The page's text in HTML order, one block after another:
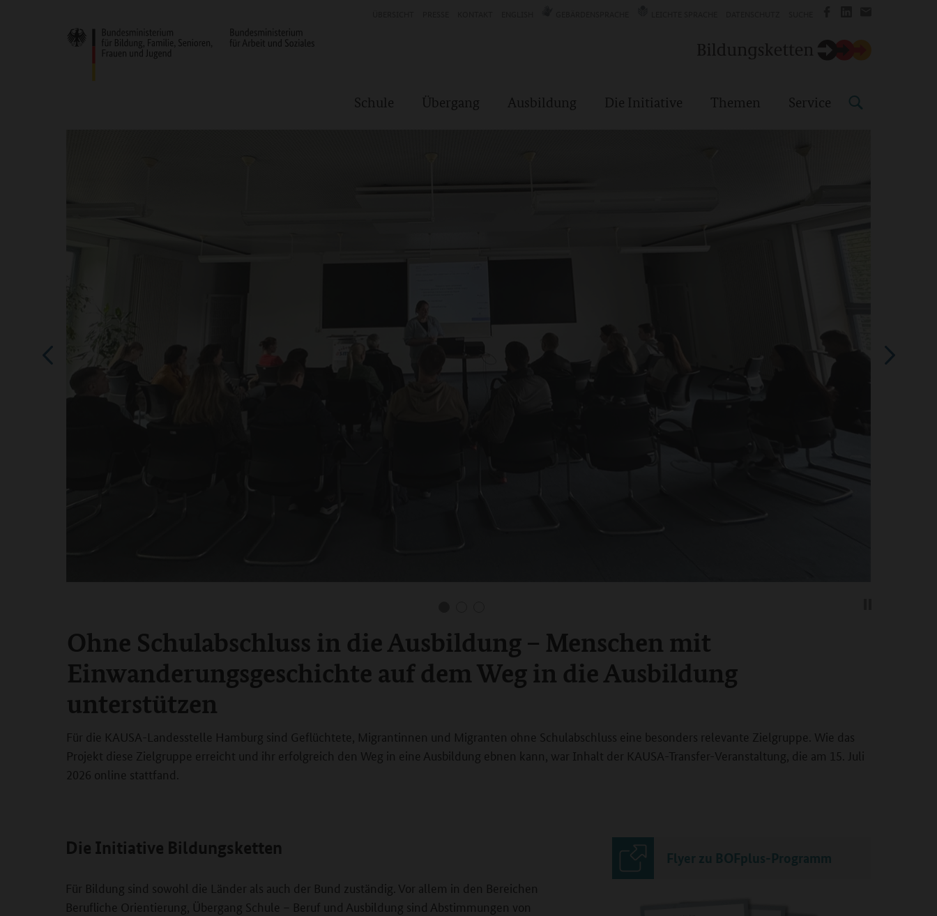
Schule Übergang Ausbildung Die Initiative Themen Service
Ohne Schulabschluss in die Ausbildung – Menschen mit
Einwanderungsgeschichte auf dem Weg in die Ausbildung
unterstützen
Für die KAUSA-Landesstelle Hamburg sind Geflüchtete, Migrantinnen und Migranten ohne Schulabschluss eine besonders relevante Zielgruppe. Wie das
Projekt diese Zielgruppe erreicht und ihr erfolgreich den Weg in eine Ausbildung ebnen kann, war Inhalt der KAUSA-Transfer-Veranstaltung, die am 15. Juli
2026 online stattfand.
Die Initiative Bildungsketten
Für Bildung sind sowohl die Länder als auch der Bund zuständig. Vor allem in den Bereichen
Berufliche Orientierung, Übergang Schule – Beruf und Ausbildung sind Abstimmungen von
Flyer zu BOFplus-Programm